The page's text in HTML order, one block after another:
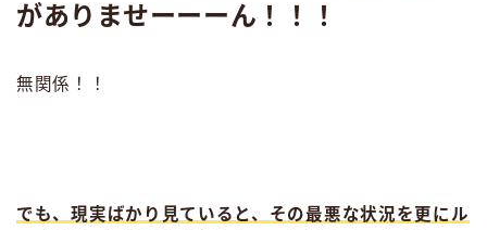
がありませーーーん！！！
無関係！！
でも、現実ばかり見ていると、その最悪な状況を更にル